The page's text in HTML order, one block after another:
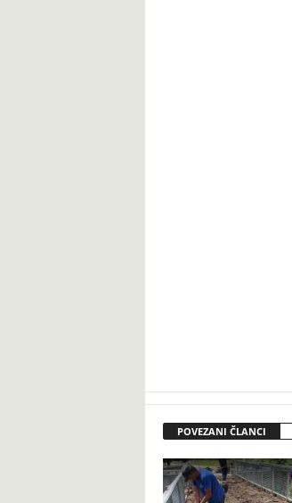
POVEZANI ČLANCI